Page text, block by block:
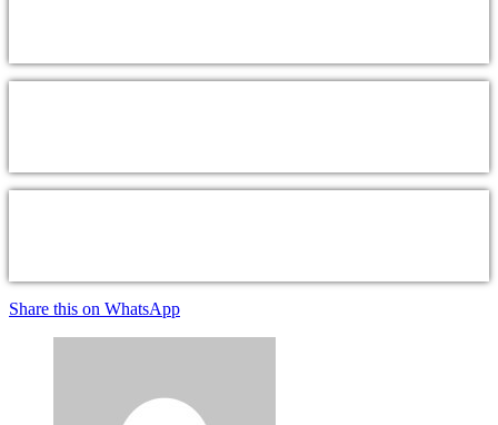
Share this on WhatsApp